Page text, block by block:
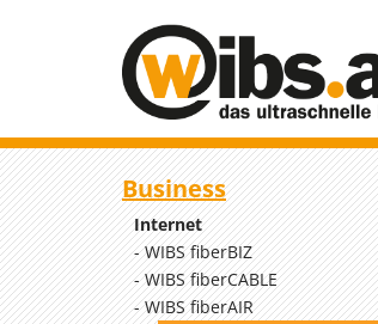
Business
Internet
WIBS fiberBIZ
WIBS fiberCABLE
WIBS fiberAIR